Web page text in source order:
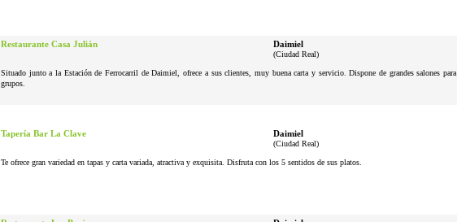
Restaurante Casa Julián Daimiel
(Ciudad Real)
Situado junto a la Estación de Ferrocarril de Daimiel, ofrece a sus clientes, muy buena carta y servicio. Dispone de grandes salones para
grupos.
Tapería Bar La Clave Daimiel
(Ciudad Real)
Te ofrece gran variedad en tapas y carta variada, atractiva y exquisita. Disfruta con los 5 sentidos de sus platos.